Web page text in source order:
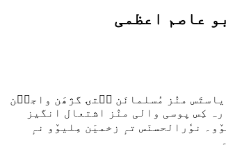
عاصم اعظمی
منٛز مُسلمانَن سۭتۍ گژھَن واجٮ۪ن
کٔرمٕژ۔ مزید کتھ کران ابو عاصم اعظمی یَن ووٚن زِ 9 ستمبر 2023 ہَس منٛز ضلع ستارہ کِس پوسی والی منٛز اشتعال انگیز
نوٗرالحسنَس تہٕ زخمیَن مِلیوٚو نہٕ